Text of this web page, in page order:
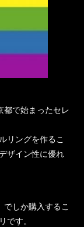
都で始まったセレ
リングを作るこ
ザイン性に優れ
しか購入するこ
です。